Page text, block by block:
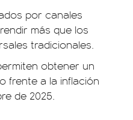
por canales
más que los
tradicionales.
obtener un
frente a la inflación
de 2025.